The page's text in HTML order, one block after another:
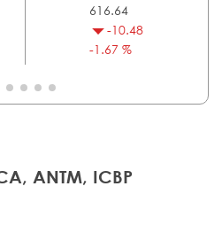
616.64
-10.48
-1.67 %
ANTM, ICBP